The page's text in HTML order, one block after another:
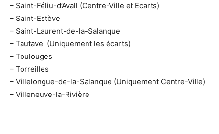
– Saint-Féliu-d’Avall (Centre-Ville et Ecarts)
– Saint-Estève
– Saint-Laurent-de-la-Salanque
– Tautavel (Uniquement les écarts)
– Toulouges
– Torreilles
– Villelongue-de-la-Salanque (Uniquement Centre-Ville)
– Villeneuve-la-Rivière